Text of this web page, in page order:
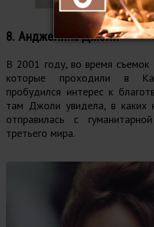
8. Анджелина Джоли
В 2001 году, во время
которые проходили в
пробудился интерес к
там Джоли увидела, в
отправилась с
третьего мира.